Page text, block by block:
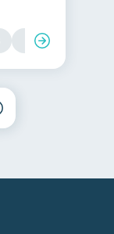
Productos